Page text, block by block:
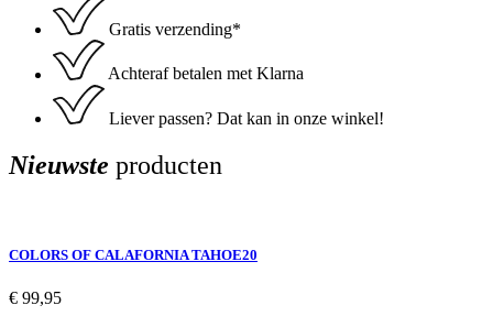
Gratis verzending*
Achteraf betalen met Klarna
Liever passen? Dat kan in onze winkel!
Nieuwste producten
COLORS OF CALAFORNIA TAHOE20
€ 99,95